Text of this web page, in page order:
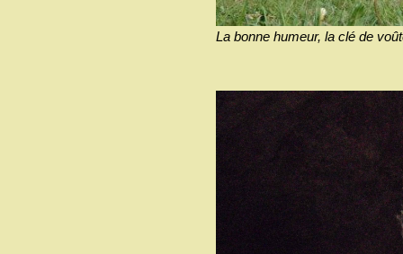
La bonne humeur, la clé de